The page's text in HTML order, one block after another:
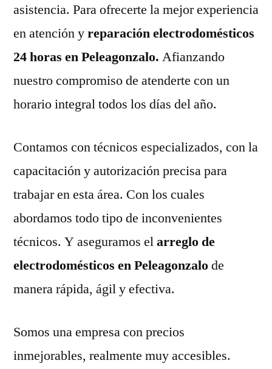
asistencia. Para ofrecerte la mejor experiencia
en atención yreparación electrodomésticos
24 horas en Peleagonzalo. Afianzando
nuestro compromiso de atenderte con un
horario integral todos los días del año.
Contamos con técnicos especializados, con la
capacitación y autorización precisa para
trabajar en esta área. Con los cuales
abordamos todo tipo de inconvenientes
técnicos. Y aseguramos elarreglo de
electrodomésticos en Peleagonzalode
manera rápida, ágil y efectiva.
Somos una empresa con precios
inmejorables, realmente muy accesibles.